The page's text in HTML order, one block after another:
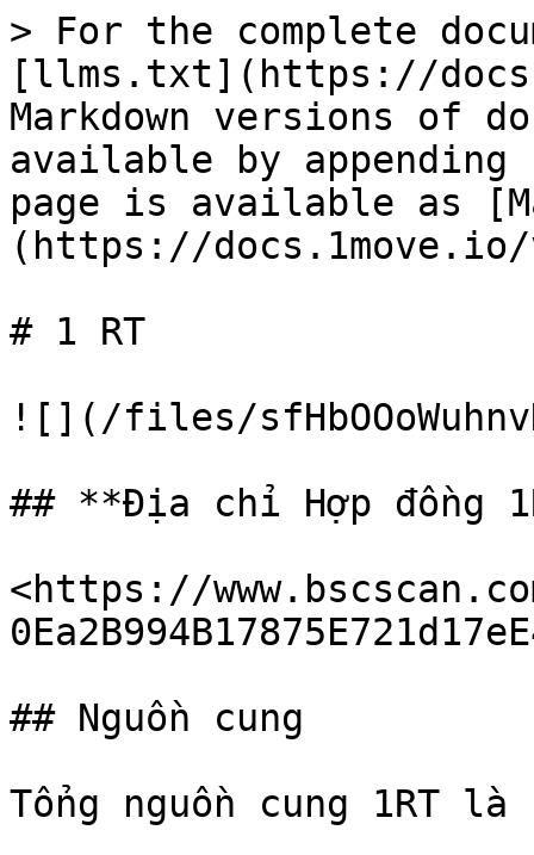
> For the complete
[llms.txt](https://
Markdown versions of
available by
page is available as
(https://
# 1 RT
![](/files/
## **Địa chỉ Hợp đồng
<https://
## Nguồn cung
Tổng nguồn cung 1RT